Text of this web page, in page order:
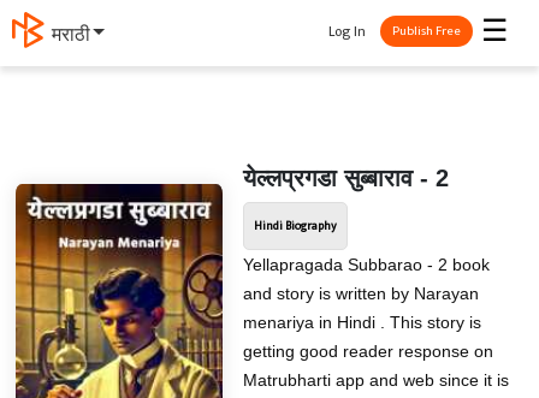
मराठी ☰
Log In Publish Free
येल्लप्रगडा सुब्बाराव - 2
Hindi Biography
Yellapragada Subbarao - 2 book
and story is written by Narayan
menariya in Hindi . This story is
getting good reader response on
Matrubharti app and web since it is